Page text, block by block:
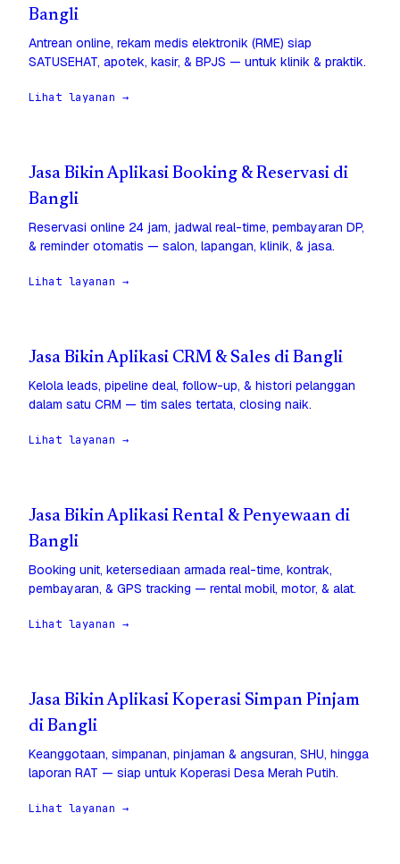
Bangli
Antrean online, rekam medis elektronik (RME) siap
SATUSEHAT, apotek, kasir, & BPJS — untuk klinik & praktik.
Lihat layanan →
Jasa Bikin Aplikasi Booking & Reservasi di
Bangli
Reservasi online 24 jam, jadwal real-time, pembayaran DP,
& reminder otomatis — salon, lapangan, klinik, & jasa.
Lihat layanan →
Jasa Bikin Aplikasi CRM & Sales di Bangli
Kelola leads, pipeline deal, follow-up, & histori pelanggan
dalam satu CRM — tim sales tertata, closing naik.
Lihat layanan →
Jasa Bikin Aplikasi Rental & Penyewaan di
Bangli
Booking unit, ketersediaan armada real-time, kontrak,
pembayaran, & GPS tracking — rental mobil, motor, & alat.
Lihat layanan →
Jasa Bikin Aplikasi Koperasi Simpan Pinjam
di Bangli
Keanggotaan, simpanan, pinjaman & angsuran, SHU, hingga
laporan RAT — siap untuk Koperasi Desa Merah Putih.
Lihat layanan →